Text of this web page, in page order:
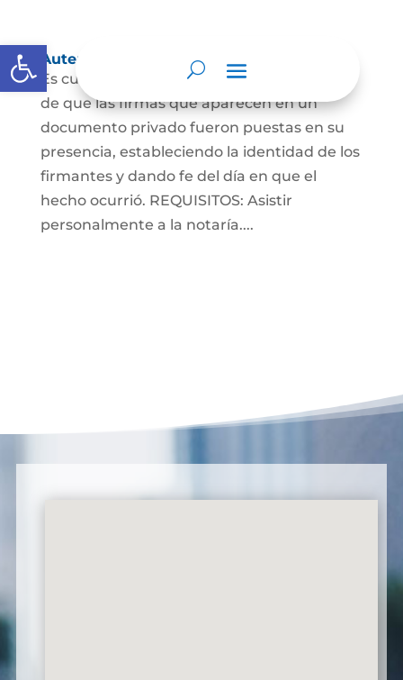
Abrir barra de herramientas
Autenticaciones
Es cuando el notario da testimonio escrito
de que las firmas que aparecen en un
documento privado fueron puestas en su
presencia, estableciendo la identidad de los
firmantes y dando fe del día en que el
hecho ocurrió. REQUISITOS: Asistir
personalmente a la notaría....